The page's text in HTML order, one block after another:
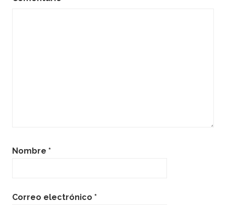
Nombre *
Correo electrónico *